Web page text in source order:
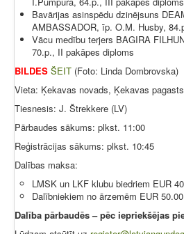
Bavārijas asinspēdu dzinējsuns
AMBASSADOR, īp. O.M. Husby,
Vācu medību terjers BAGIRA
70.p., II pakāpes diploms
BILDES ŠEIT (Foto: Linda Dombrovska)
Vieta: Ķekavas novads, Ķekavas pagasts
Tiesnesis: J. Štrekkere (LV)
Pārbaudes sākums: plkst. 11:00
Reģistrācijas sākums: plkst. 10:45
Dalības maksa:
LMSK un LKF klubu biedriem EUR
Dalībniekiem no ārzemēm EUR
Dalība pārbaudēs – pēc iepriekšējas